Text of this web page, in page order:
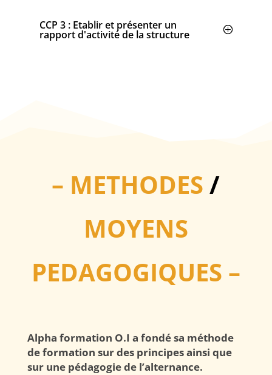
CCP 3 : Etablir et présenter un
rapport d'activité de la structure
– METHODES/
MOYENS
PEDAGOGIQUES –
Alpha formation O.I a fondé sa méthode
de formation sur des principes ainsi que
sur une pédagogie de l’alternance.